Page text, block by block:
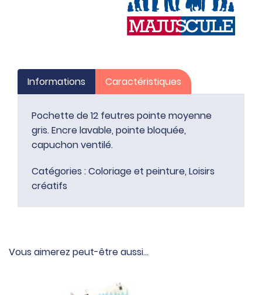
Informations Caractéristiques
Pochette de 12 feutres pointe moyenne
gris. Encre lavable, pointe bloquée,
capuchon ventilé.
Catégories :Coloriage et peinture, Loisirs
créatifs
Vous aimerez peut-être aussi…